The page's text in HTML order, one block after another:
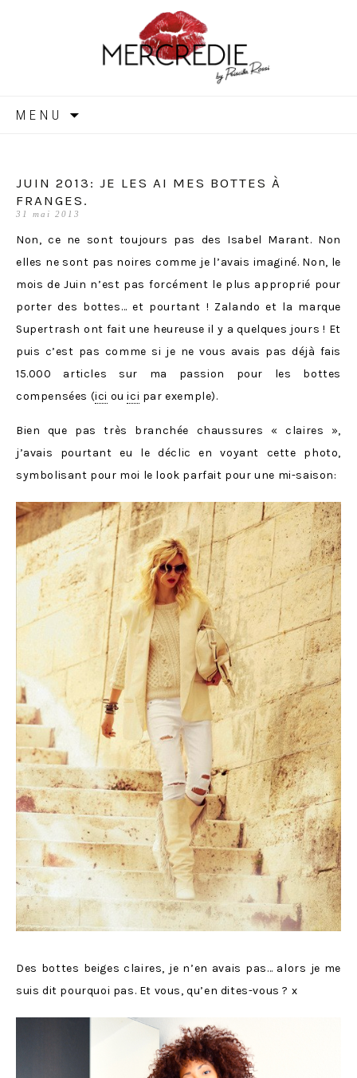
MERCREDIE
MENU
JUIN 2013: JE LES AI MES BOTTES À
FRANGES.
31 mai 2013
Non, ce ne sont toujours pas des Isabel Marant. Non
elles ne sont pas noires comme je l’avais imaginé. Non, le
mois de Juin n’est pas forcément le plus approprié pour
porter des bottes… et pourtant ! Zalando et la marque
Supertrash ont fait une heureuse il y a quelques jours ! Et
puis c’est pas comme si je ne vous avais pas déjà fais
15.000 articles sur ma passion pour les bottes
compensées (ici ouici par exemple).
Bien que pas très branchée chaussures « claires »,
j’avais pourtant eu le déclic en voyant cette photo,
symbolisant pour moi le look parfait pour une mi-saison:
Des bottes beiges claires, je n’en avais pas… alors je me
suis dit pourquoi pas. Et vous, qu’en dites-vous ? x